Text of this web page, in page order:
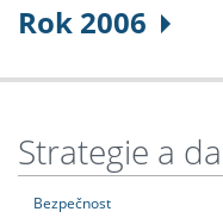
Rok 2006
Strategie a
Bezpečnost